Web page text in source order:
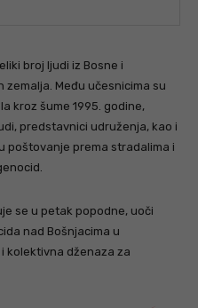
broj ljudi iz Bosne i
zemalja. Među učesnicima su
kroz šume 1995. godine,
predstavnici udruženja, kao i
poštovanje prema stradalima i
se u petak popodne, uoči
nad Bošnjacima u
kolektivna dženaza za